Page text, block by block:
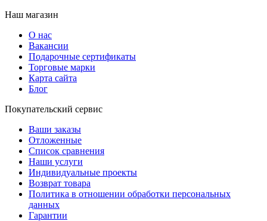
Наш магазин
О нас
Вакансии
Подарочные сертификаты
Торговые марки
Карта сайта
Блог
Покупательский сервис
Ваши заказы
Отложенные
Список сравнения
Наши услуги
Индивидуальные проекты
Возврат товара
Политика в отношении обработки персональных
данных
Гарантии